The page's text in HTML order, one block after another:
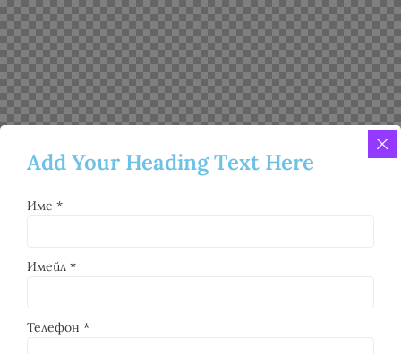
Add Your Heading Text Here
Име *
Имейл *
Телефон *